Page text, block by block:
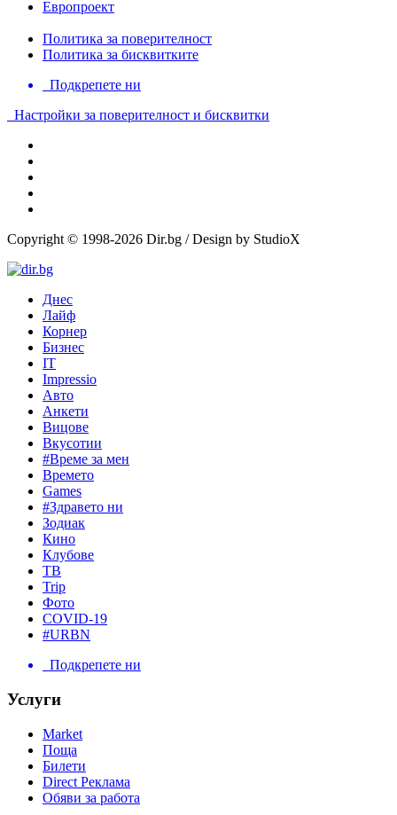
Европроект
Политика за поверителност
Политика за бисквитките
Подкрепете ни
Настройки за поверителност и бисквитки
Copyright © 1998-2026 Dir.bg / Design by StudioX
Днес
Лайф
Корнер
Бизнес
IT
Impressio
Авто
Анкети
Вицове
Вкусотии
#Време за мен
Времето
Games
#Здравето ни
Зодиак
Кино
Клубове
ТВ
Trip
Фото
COVID-19
#URBN
Подкрепете ни
Услуги
Market
Поща
Билети
Direct Реклама
Обяви за работа